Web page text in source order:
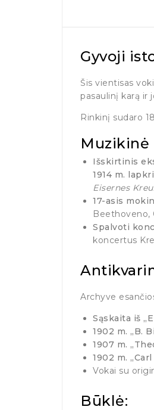
Gyvoji
Šis vientisas
pasaulinį karą ir
Rinkinį sudaro
Išskirtinis
1914 m.
Eisernes
17-asis
Beethoveno,
Spalvoti
koncertus
Archyve
Sąskaita iš
1902 m. „B.
1907 m.
1902 m.
Vokai su
Būklė: